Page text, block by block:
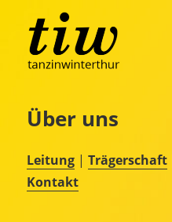
Über uns
Leitung |Trägerschaft
Kontakt